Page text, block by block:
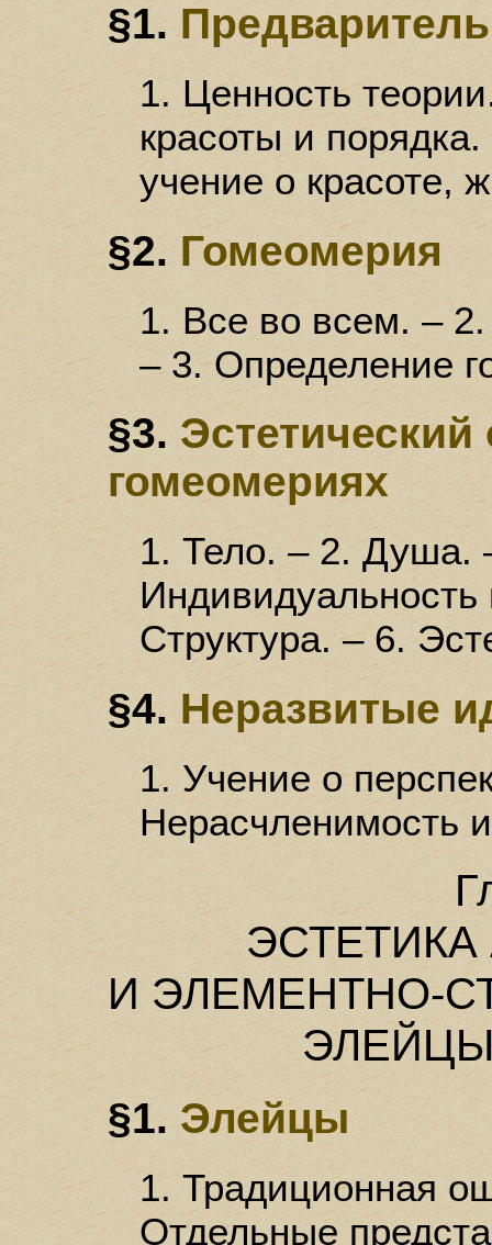
§1.
1. Ценность
красоты и
учение о красоте,
§2.Гомеомерия
1. Все во всем. –
– 3. Определение
§3.
гомеомериях
1. Тело. – 2. Душа.
Индивидуальность
Структура. – 6.
§4. Неразвитые
1. Учение о
Нерасчленимость
И ЭЛЕМЕНТНО-
§1. Элейцы
1. Традиционная
Отдельные